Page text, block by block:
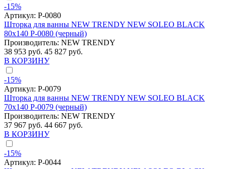
-15%
Артикул: P-0080
Шторка для ванны NEW TRENDY NEW SOLEO BLACK
80x140 P-0080 (черный)
Производитель: NEW TRENDY
38 953 руб. 45 827 руб.
В КОРЗИНУ
-15%
Артикул: P-0079
Шторка для ванны NEW TRENDY NEW SOLEO BLACK
70x140 P-0079 (черный)
Производитель: NEW TRENDY
37 967 руб. 44 667 руб.
В КОРЗИНУ
-15%
Артикул: P-0044